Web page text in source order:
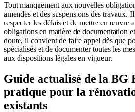
Tout manquement aux nouvelles
amendes et des suspensions des travaux.
respecter les délais et de mettre en œuvre
obligations en matière de documentation
doute, il convient de faire appel dès que
spécialisés et de documenter toutes les
aux dispositions légales en vigueur.
Guide actualisé de la BG
pratique pour la
existants